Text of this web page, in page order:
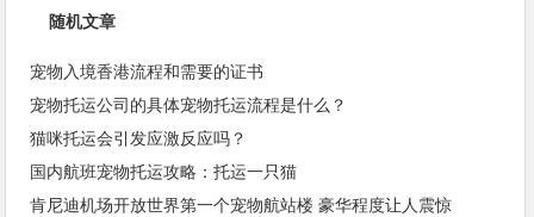
随机文章
宠物入境香港流程和需要的证书
宠物托运公司的具体宠物托运流程是什么？
猫咪托运会引发应激反应吗？
国内航班宠物托运攻略：托运一只猫
肯尼迪机场开放世界第一个宠物航站楼 豪华程度让人震惊